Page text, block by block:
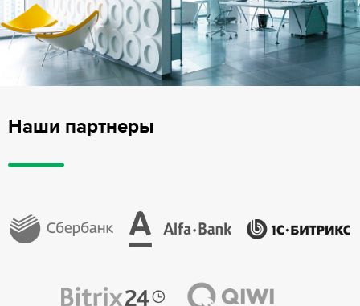
Наши партнеры